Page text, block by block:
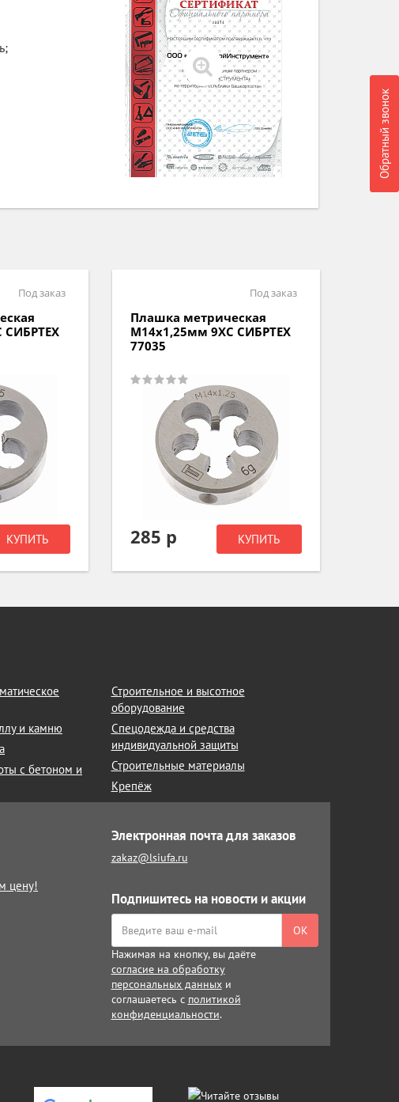
Обратный звонок
Под заказ
СИБРТЕХ
КУПИТЬ
Под заказ
Плашка метрическая
М14х1,25мм 9ХС СИБРТЕХ
77035
285 р КУПИТЬ
и камню
с бетоном и
Строительное и высотное
оборудование
Спецодежда и средства
индивидуальной защиты
Строительные материалы
Крепёж
цену!
Электронная почта для заказов
zakaz@lsiufa.ru
Подпишитесь на новости и акции
ОК
Нажимая на кнопку, вы даёте
согласие на обработку
персональных данныхи
соглашаетесь с политикой
конфиденциальности.